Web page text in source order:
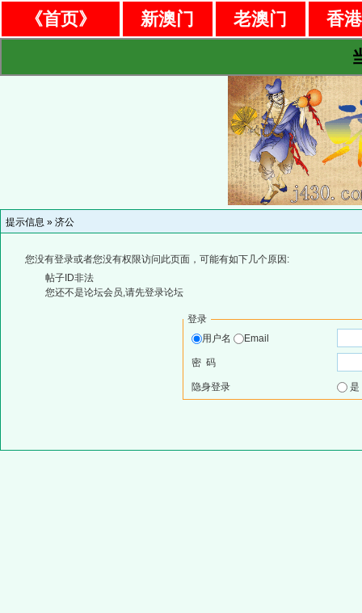
《首页》 新澳门 老澳门
香
提示信息 » 济公
您没有登录或者您没有权限访问此页面，可能有如下几个原因:
帖子ID非法
您还不是论坛会员,请先登录论坛
登录
用户名
Email
密 码
隐身登录